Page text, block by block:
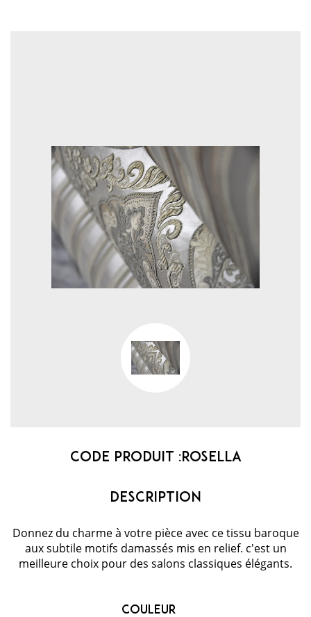
Code Produit :ROSELLA
Donnez du charme à votre pièce avec ce tissu baroque
aux subtile motifs damassés mis en relief. c'est un
meilleure choix pour des salons classiques élégants.
Couleur